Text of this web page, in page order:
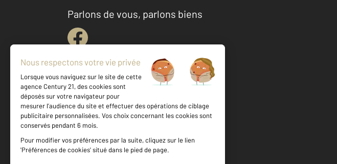
Parlons de vous, parlons biens
Votre agence est notée
Achat
Location